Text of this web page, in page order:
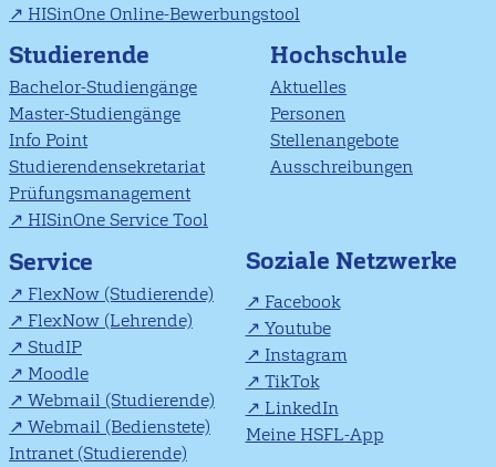
HISinOne Online-Bewerbungstool
Studierende
Bachelor-Studiengänge
Master-Studiengänge
Info Point
Studierendensekretariat
Prüfungsmanagement
HISinOne Service Tool
Hochschule
Aktuelles
Personen
Stellenangebote
Ausschreibungen
Service
FlexNow (Studierende)
FlexNow (Lehrende)
StudIP
Moodle
Webmail (Studierende)
Webmail (Bedienstete)
Intranet (Studierende)
Soziale Netzwerke
Facebook
Youtube
Instagram
TikTok
LinkedIn
Meine HSFL-App